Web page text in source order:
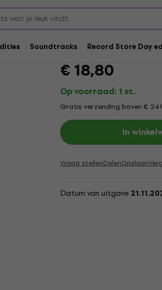
Soundtracks Record Store Day
Spite - New World
Merk: SpiteProductcode: .
€ 18,80
Op voorraad: 1 st.
Gratis verzending boven €
In
Vraag stellenDelenOpslaan
Datum van uitgave